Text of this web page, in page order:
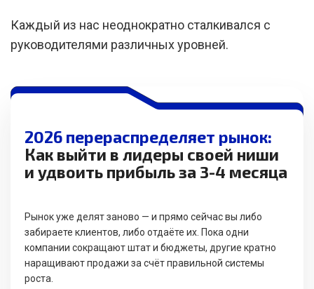
Каждый из нас неоднократно сталкивался с
руководителями различных уровней.
2026 перераспределяет рынок:
Как выйти в лидеры своей ниши
и удвоить прибыль за 3-4 месяца
Рынок уже делят заново — и прямо сейчас вы либо
забираете клиентов, либо отдаёте их. Пока одни
компании сокращают штат и бюджеты, другие кратно
наращивают продажи за счёт правильной системы
роста.